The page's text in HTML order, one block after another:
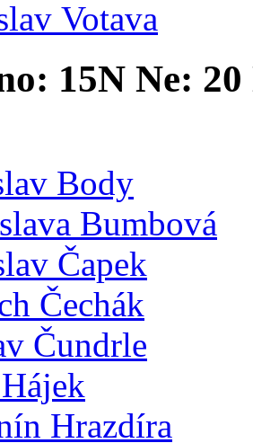
Votava
15N Ne: 20
Body
Bumbová
Čapek
Čechák
Čundrle
Hrazdíra